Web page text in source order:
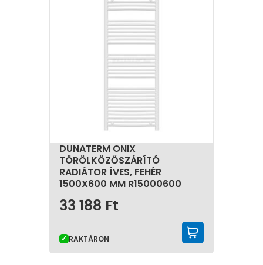
DUNATERM ONIX
TÖRÖLKÖZŐSZÁRÍTÓ
RADIÁTOR ÍVES, FEHÉR
1500X600 MM R15000600
33 188 Ft
RAKTÁRON